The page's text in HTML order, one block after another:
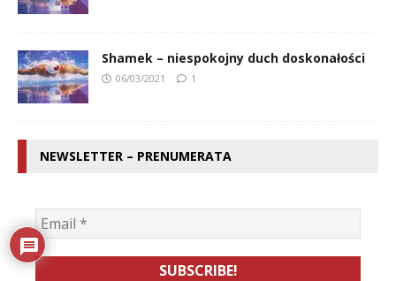
Shamek – niespokojny duch doskonałości
06/03/2021 1
NEWSLETTER – PRENUMERATA